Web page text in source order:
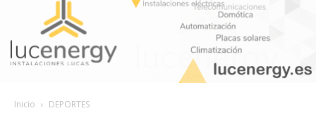
Inicio DEPORTES